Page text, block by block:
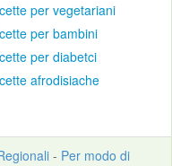
per vegetariani
per bambini
per diabetci
afrodisiache
- Per modo di